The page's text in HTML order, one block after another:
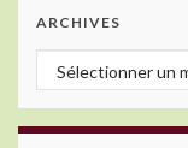
ARCHIVES
Archives